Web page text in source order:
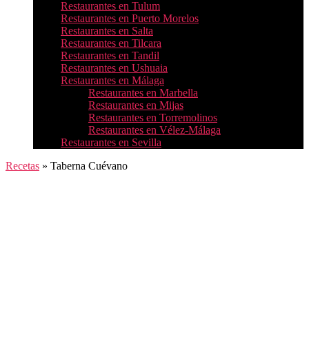
Restaurantes en Tulum
Restaurantes en Puerto Morelos
Restaurantes en Salta
Restaurantes en Tilcara
Restaurantes en Tandil
Restaurantes en Ushuaia
Restaurantes en Málaga
Restaurantes en Marbella
Restaurantes en Mijas
Restaurantes en Torremolinos
Restaurantes en Vélez-Málaga
Restaurantes en Sevilla
Recetas » Taberna Cuévano